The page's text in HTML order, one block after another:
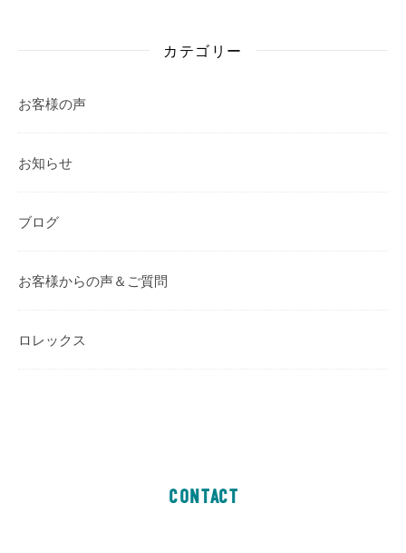
カテゴリー
お客様の声
お知らせ
ブログ
お客様からの声＆ご質問
ロレックス
CONTACT